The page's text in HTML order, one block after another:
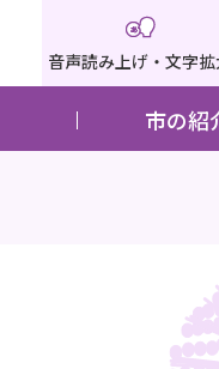
音声読み上げ・文字
市の紹